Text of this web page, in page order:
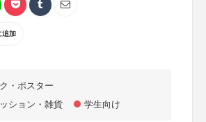
追加
・ポスター
ション・雑貨
学生向け